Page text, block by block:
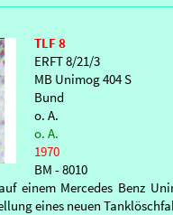
TLF 8
ERFT 8/21/3
MB Unimog 404 S
Bund
o. A.
o. A.
1970
BM - 8010
einem Mercedes Benz
eines neuen